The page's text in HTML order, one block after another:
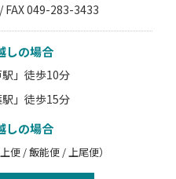
049-283-3433
しの場合
」徒歩10分
」徒歩15分
しの場合
上便 / 飯能便 / 上尾便）